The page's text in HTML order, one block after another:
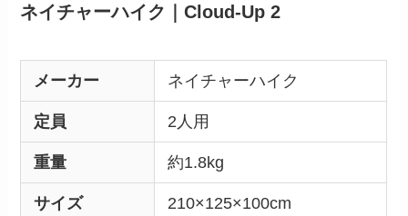
ネイチャーハイク｜Cloud-Up 2
メーカー ネイチャーハイク
定員 2人用
重量 約1.8kg
サイズ 210×125×100cm